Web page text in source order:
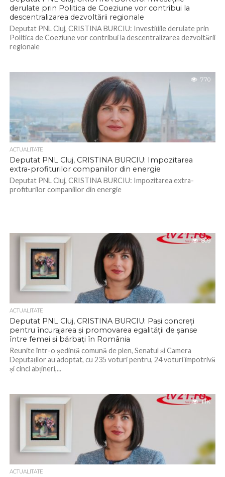
derulate prin Politica de Coeziune vor contribui la
descentralizarea dezvoltării regionale
Deputat PNL Cluj, CRISTINA BURCIU: Investițiile derulate prin
Politica de Coeziune vor contribui la descentralizarea dezvoltării
regionale
770
ACTUALITATE
Deputat PNL Cluj, CRISTINA BURCIU: Impozitarea
extra-profiturilor companiilor din energie
Deputat PNL Cluj, CRISTINA BURCIU: Impozitarea extra-
profiturilor companiilor din energie
809
ACTUALITATE
Deputat PNL Cluj, CRISTINA BURCIU: Pași concreți
pentru încurajarea și promovarea egalității de șanse
între femei și bărbați în România
Reunite într-o ședință comună de plen, Senatul și Camera
Deputaților au adoptat, cu 235 voturi pentru, 24 voturi împotrivă
și cinci abțineri,...
1.1K
ACTUALITATE